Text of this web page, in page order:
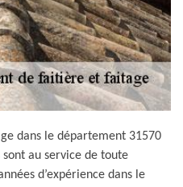
dans le département 31570
au service de toute
d’expérience dans le